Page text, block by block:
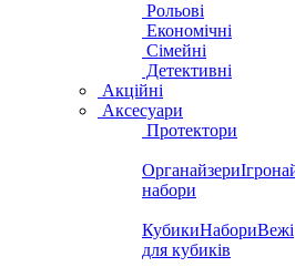
Рольові
Економічні
Сімейні
Детективні
Акційні
Аксесуари
Протектори
Органайзери
набори
КубикиНабориВежі
для кубиків